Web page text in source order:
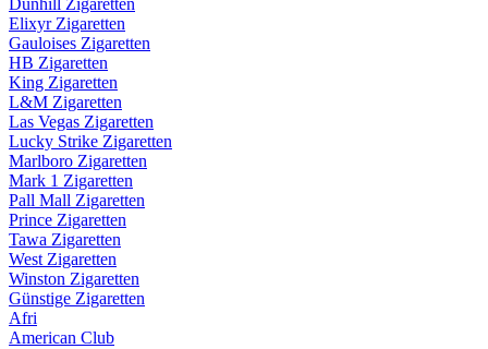
Dunhill Zigaretten
Elixyr Zigaretten
Gauloises Zigaretten
HB Zigaretten
King Zigaretten
L&M Zigaretten
Las Vegas Zigaretten
Lucky Strike Zigaretten
Marlboro Zigaretten
Mark 1 Zigaretten
Pall Mall Zigaretten
Prince Zigaretten
Tawa Zigaretten
West Zigaretten
Winston Zigaretten
Günstige Zigaretten
Afri
American Club